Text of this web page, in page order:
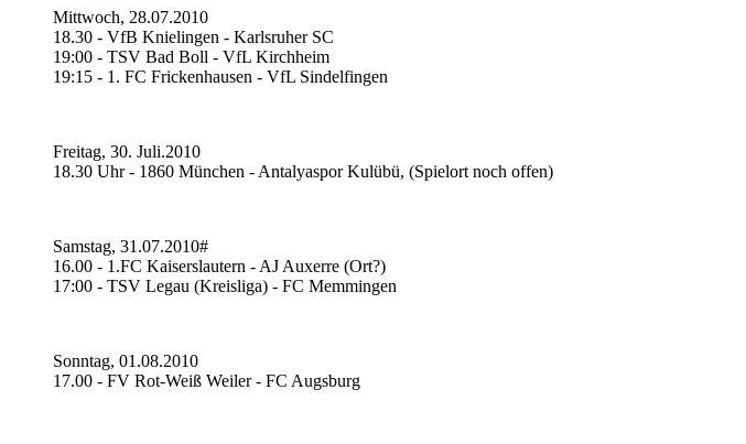
Mittwoch, 28.07.2010
18.30 - VfB Knielingen - Karlsruher SC
19:00 - TSV Bad Boll - VfL Kirchheim
19:15 - 1. FC Frickenhausen - VfL Sindelfingen
Freitag, 30. Juli.2010
18.30 Uhr - 1860 München - Antalyaspor Kulübü, (Spielort noch offen)
Samstag, 31.07.2010#
16.00 - 1.FC Kaiserslautern - AJ Auxerre (Ort?)
17:00 - TSV Legau (Kreisliga) - FC Memmingen
Sonntag, 01.08.2010
17.00 - FV Rot-Weiß Weiler - FC Augsburg